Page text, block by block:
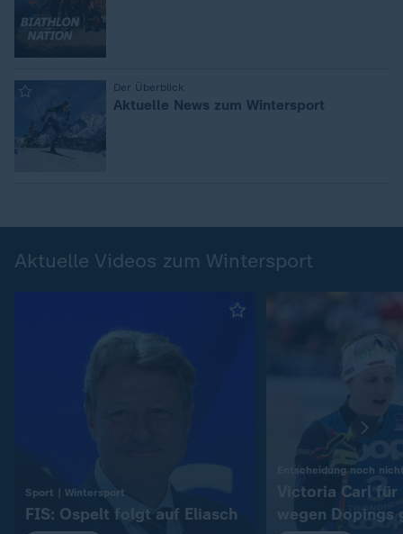
Der Überblick
Aktuelle News zum Wintersport
Aktuelle Videos zum Wintersport
Sport | Wintersport
FIS: Ospelt folgt auf Eliasch
Entscheidung noch
Victoria Carl
wegen